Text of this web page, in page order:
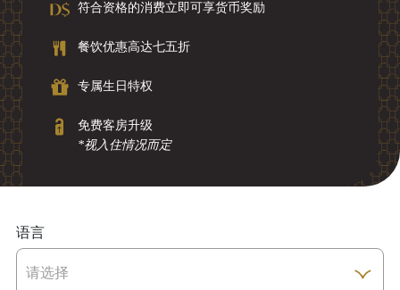
符合资格的消费立即可享货币奖励
餐饮优惠高达七五折
专属生日特权
免费客房升级
*视入住情况而定
语言